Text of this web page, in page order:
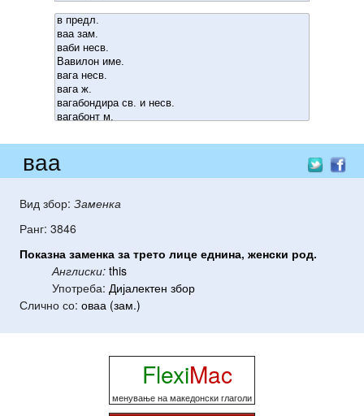
ваа
Вид збор: Заменка
Ранг: 3846
Показна заменка за трето лице еднина, женски род.
Англиски: this
Употреба: Дијалектен збор
Слично со: оваа (зам.)
FlexiMac
менување на македонски глаголи